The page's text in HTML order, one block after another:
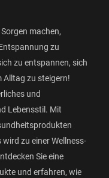
machen,
zu
zu entspannen, sich
Alltag zu steigern!
und
Lebensstil. Mit
zu einer Wellness-
Sie eine
und erfahren, wie